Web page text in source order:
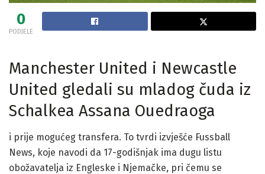
0
PODJELE
Manchester United i Newcastle
United gledali su mladog čuda iz
Schalkea Assana Ouedraoga
i prije mogućeg transfera. To tvrdi izvješće Fussball
News, koje navodi da 17-godišnjak ima dugu listu
obožavatelja iz Engleske i Njemačke, pri čemu se